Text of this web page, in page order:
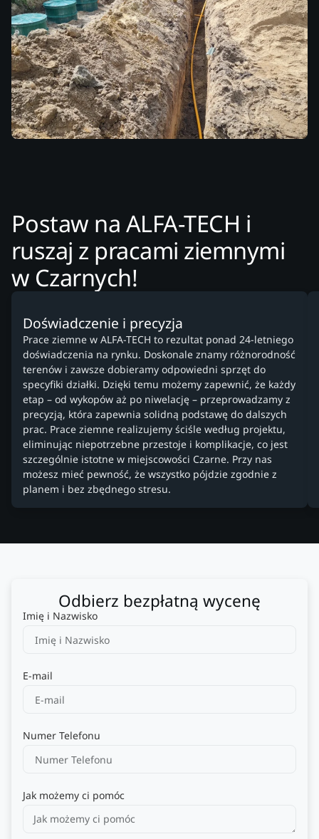
Postaw na ALFA-TECH i
ruszaj z pracami ziemnymi
w Czarnych!
Doświadczenie i precyzja
Prace ziemne w ALFA-TECH to rezultat ponad 24-letniego
doświadczenia na rynku. Doskonale znamy różnorodność
terenów i zawsze dobieramy odpowiedni sprzęt do
specyfiki działki. Dzięki temu możemy zapewnić, że każdy
etap – od wykopów aż po niwelację – przeprowadzamy z
precyzją, która zapewnia solidną podstawę do dalszych
prac. Prace ziemne realizujemy ściśle według projektu,
eliminując niepotrzebne przestoje i komplikacje, co jest
szczególnie istotne w miejscowości Czarne. Przy nas
możesz mieć pewność, że wszystko pójdzie zgodnie z
planem i bez zbędnego stresu.
Odbierz bezpłatną wycenę
Imię i Nazwisko
E-mail
Numer Telefonu
Jak możemy ci pomóc